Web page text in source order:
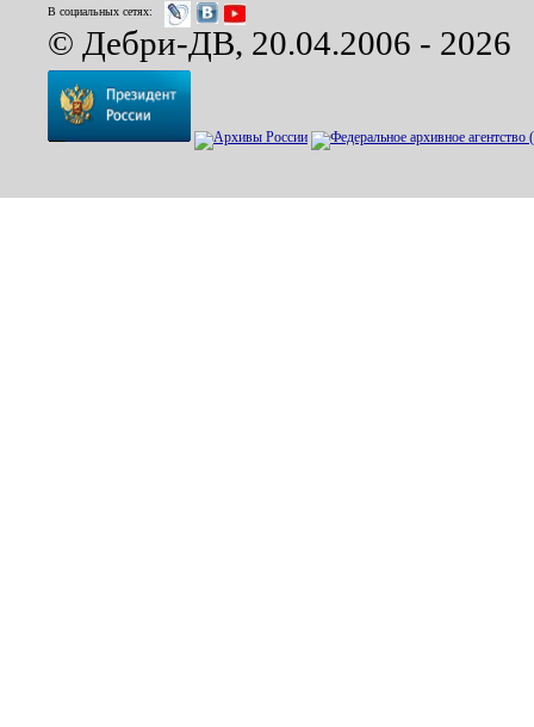
В социальных сетях:
© Дебри-ДВ, 20.04.2006 - 2026